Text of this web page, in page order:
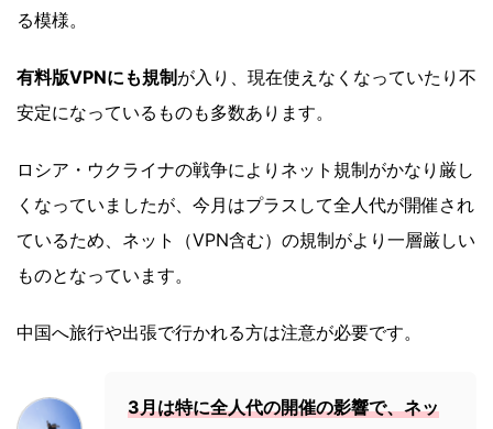
る模様。
有料版VPNにも規制が入り、現在使えなくなっていたり不
安定になっているものも多数あります。
ロシア・ウクライナの戦争によりネット規制がかなり厳し
くなっていましたが、今月はプラスして全人代が開催され
ているため、ネット（VPN含む）の規制がより一層厳しい
ものとなっています。
中国へ旅行や出張で行かれる方は注意が必要です。
3月は特に全人代の開催の影響で、ネッ